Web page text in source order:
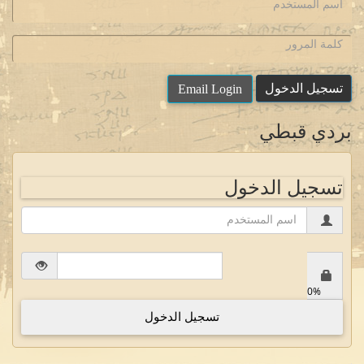
كلمة
تسجيل الدخول Email Login
بردي قبطي
تسجيل الدخول
0%
0%
تسجيل الدخول